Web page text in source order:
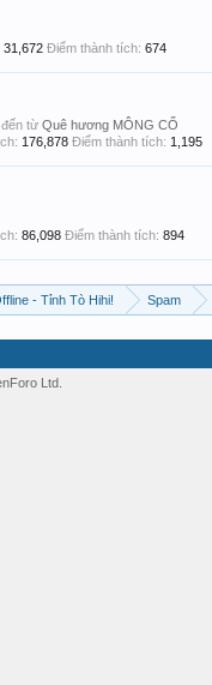
31,672 Điểm thành tích: 674
đến từ Quê hương MÔNG CỔ
176,878 Điểm thành tích: 1,195
86,098 Điểm thành tích: 894
- Tỉnh Tò Hihi! Spam
Ltd.